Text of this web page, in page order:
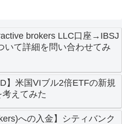
brokers LLC口座→IBSJ
いて詳細を問い合わせてみ
】米国VIブル2倍ETFの新規
えてみた
への入金】シティバンク